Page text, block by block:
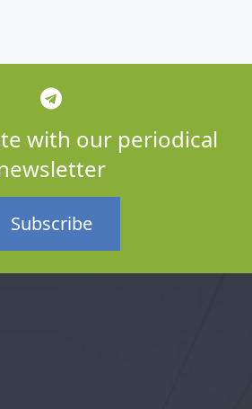
with our periodical
Subscribe